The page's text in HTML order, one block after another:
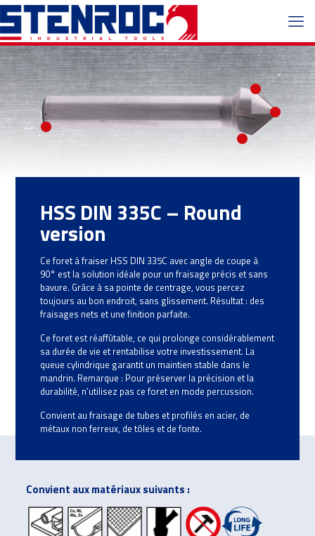
HSS DIN 335C – Round
version
Ce foret à fraiser HSS DIN 335C avec angle de coupe à
90° est la solution idéale pour un fraisage précis et sans
bavure. Grâce à sa pointe de centrage, vous percez
toujours au bon endroit, sans glissement. Résultat : des
fraisages nets et une finition parfaite.
Ce foret est réaffûtable, ce qui prolonge considérablement
sa durée de vie et rentabilise votre investissement. La
queue cylindrique garantit un maintien stable dans le
mandrin. Remarque : Pour préserver la précision et la
durabilité, n’utilisez pas ce foret en mode percussion.
Convient au fraisage de tubes et profilés en acier, de
métaux non ferreux, de tôles et de fonte.
Convient aux matériaux suivants :